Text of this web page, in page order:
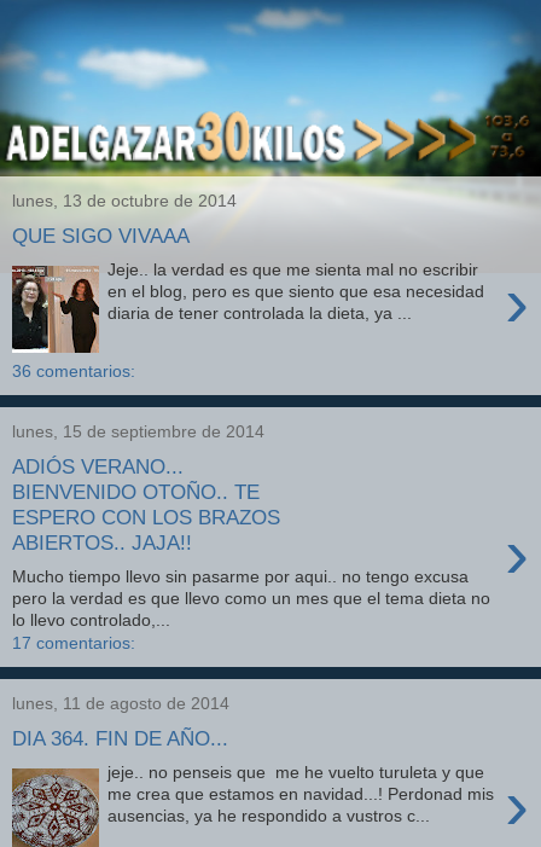
lunes, 13 de octubre de 2014
QUE SIGO VIVAAA
›
Jeje.. la verdad es que me sienta mal no escribir
en el blog, pero es que siento que esa necesidad
diaria de tener controlada la dieta, ya ...
36 comentarios:
lunes, 15 de septiembre de 2014
ADIÓS VERANO...
BIENVENIDO OTOÑO.. TE
ESPERO CON LOS BRAZOS
ABIERTOS.. JAJA!!
›
Mucho tiempo llevo sin pasarme por aqui.. no tengo excusa
pero la verdad es que llevo como un mes que el tema dieta no
lo llevo controlado,...
17 comentarios:
lunes, 11 de agosto de 2014
DIA 364. FIN DE AÑO...
›
jeje.. no penseis que me he vuelto turuleta y que
me crea que estamos en navidad...! Perdonad mis
ausencias, ya he respondido a vustros c...